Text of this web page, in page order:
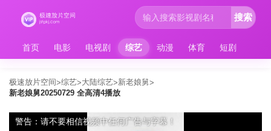
首页 电影 电视剧 综艺 动漫 体育 短剧
搜索
极速放片空间>综艺>大陆综艺>新老娘舅>
新老娘舅20250729 全高清4播放
警告：请不要相信视频中任何广告与字幕！